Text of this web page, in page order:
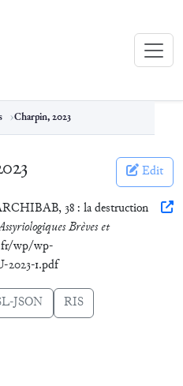
(eBL)
Charpin, 2023
Edit
38 : la destruction
Brèves et
wp/wp-
1.pdf
JSON RIS